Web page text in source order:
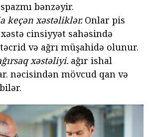
bənzəyir.
keçən xəstəliklər.Onlar pis
xəstə cinsiyyət sahəsində
və ağrı müşahidə olunur.
xəstəliyi. ağır ishal
nəcisindən mövcud qan və